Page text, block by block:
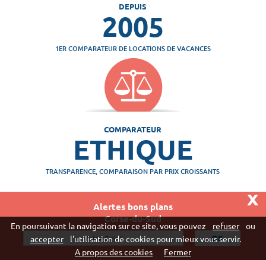
Alertes bons plans
Corse-du-Sud
x
DEPUIS
2005
1ER COMPARATEUR DE LOCATIONS DE VACANCES
COMPARATEUR
ETHIQUE
TRANSPARENCE, COMPARAISON PAR PRIX CROISSANTS
Vivaweb SARL - RCS Créteil n°790 591 572
En poursuivant la navigation sur ce site, vous pouvez refuser
ou
accepter
l'utilisation de cookies pour mieux vous servir.
A propos des cookies
Fermer